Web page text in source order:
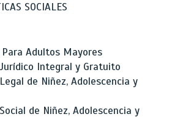
SOCIALES
Adultos Mayores
Integral y Gratuito
de Niñez, Adolescencia y
de Niñez, Adolescencia y